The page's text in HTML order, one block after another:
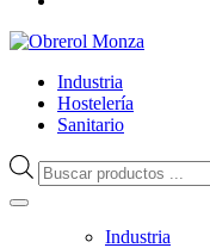
Industria
Hostelería
Sanitario
Búsqueda
de
Industria